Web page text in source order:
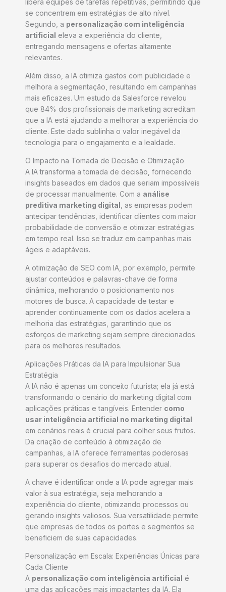
se concentrem em estratégias de alto nível.
Segundo, a personalização com inteligência
artificial eleva a experiência do cliente,
entregando mensagens e ofertas altamente
relevantes.
Além disso, a IA otimiza gastos com publicidade e
melhora a segmentação, resultando em campanhas
mais eficazes. Um estudo da Salesforce revelou
que 84% dos profissionais de marketing acreditam
que a IA está ajudando a melhorar a experiência do
cliente. Este dado sublinha o valor inegável da
tecnologia para o engajamento e a lealdade.
O Impacto na Tomada de Decisão e Otimização
A IA transforma a tomada de decisão, fornecendo
insights baseados em dados que seriam impossíveis
de processar manualmente. Com a análise
preditiva marketing digital , as empresas podem
antecipar tendências, identificar clientes com maior
probabilidade de conversão e otimizar estratégias
em tempo real. Isso se traduz em campanhas mais
ágeis e adaptáveis.
A otimização de SEO com IA, por exemplo, permite
ajustar conteúdos e palavras-chave de forma
dinâmica, melhorando o posicionamento nos
motores de busca. A capacidade de testar e
aprender continuamente com os dados acelera a
melhoria das estratégias, garantindo que os
esforços de marketing sejam sempre direcionados
para os melhores resultados.
Aplicações Práticas da IA para Impulsionar Sua
Estratégia
A IA não é apenas um conceito futurista; ela já está
transformando o cenário do marketing digital com
aplicações práticas e tangíveis. Entender como
usar inteligência artificial no marketing digital
em cenários reais é crucial para colher seus frutos.
Da criação de conteúdo à otimização de
campanhas, a IA oferece ferramentas poderosas
para superar os desafios do mercado atual.
A chave é identificar onde a IA pode agregar mais
valor à sua estratégia, seja melhorando a
experiência do cliente, otimizando processos ou
gerando insights valiosos. Sua versatilidade permite
que empresas de todos os portes e segmentos se
beneficiem de suas capacidades.
Personalização em Escala: Experiências Únicas para
Cada Cliente
A personalização com inteligência artificial é
uma das aplicações mais impactantes da IA. Ela